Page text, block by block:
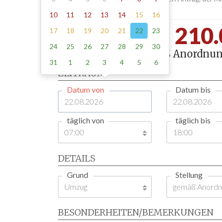
Pfinztal -
1 Tag , Stellung gemäß
ZEITRAUM
Datum von Datum bis
täglich von täglich bis
DETAILS
Grund Stellung
BESONDERHEITEN/BEMERKUNGEN
10
11 12 13 14 15
16
17
18 19 20 21 22
23
24
25 26 27 28 29
30
31
1 2 3 4 5 6